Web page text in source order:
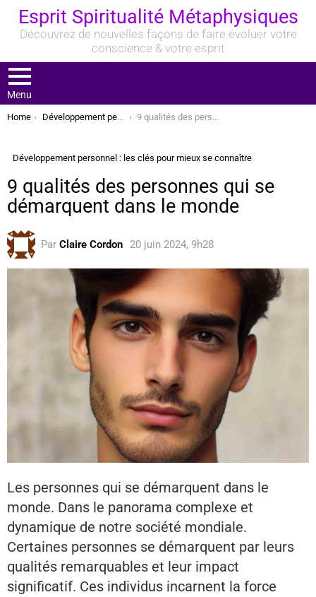
Esprit Spiritualité Métaphysiques
Découvrez de nouvelles façons de faire évoluer votre
conscience & votre esprit
Menu
You are here:
Home Développement personnel : les clés pour mieux se connaître 9 qualités des personnes qui se démarquent dans le monde
Développement personnel : les clés pour mieux se connaître
9 qualités des personnes qui se
démarquent dans le monde
Par Claire Cordon 20 juin 2024, 9h28
Les personnes qui se démarquent dans le
monde. Dans le panorama complexe et
dynamique de notre société mondiale.
Certaines personnes se démarquent par leurs
qualités remarquables et leur impact
significatif. Ces individus incarnent la force